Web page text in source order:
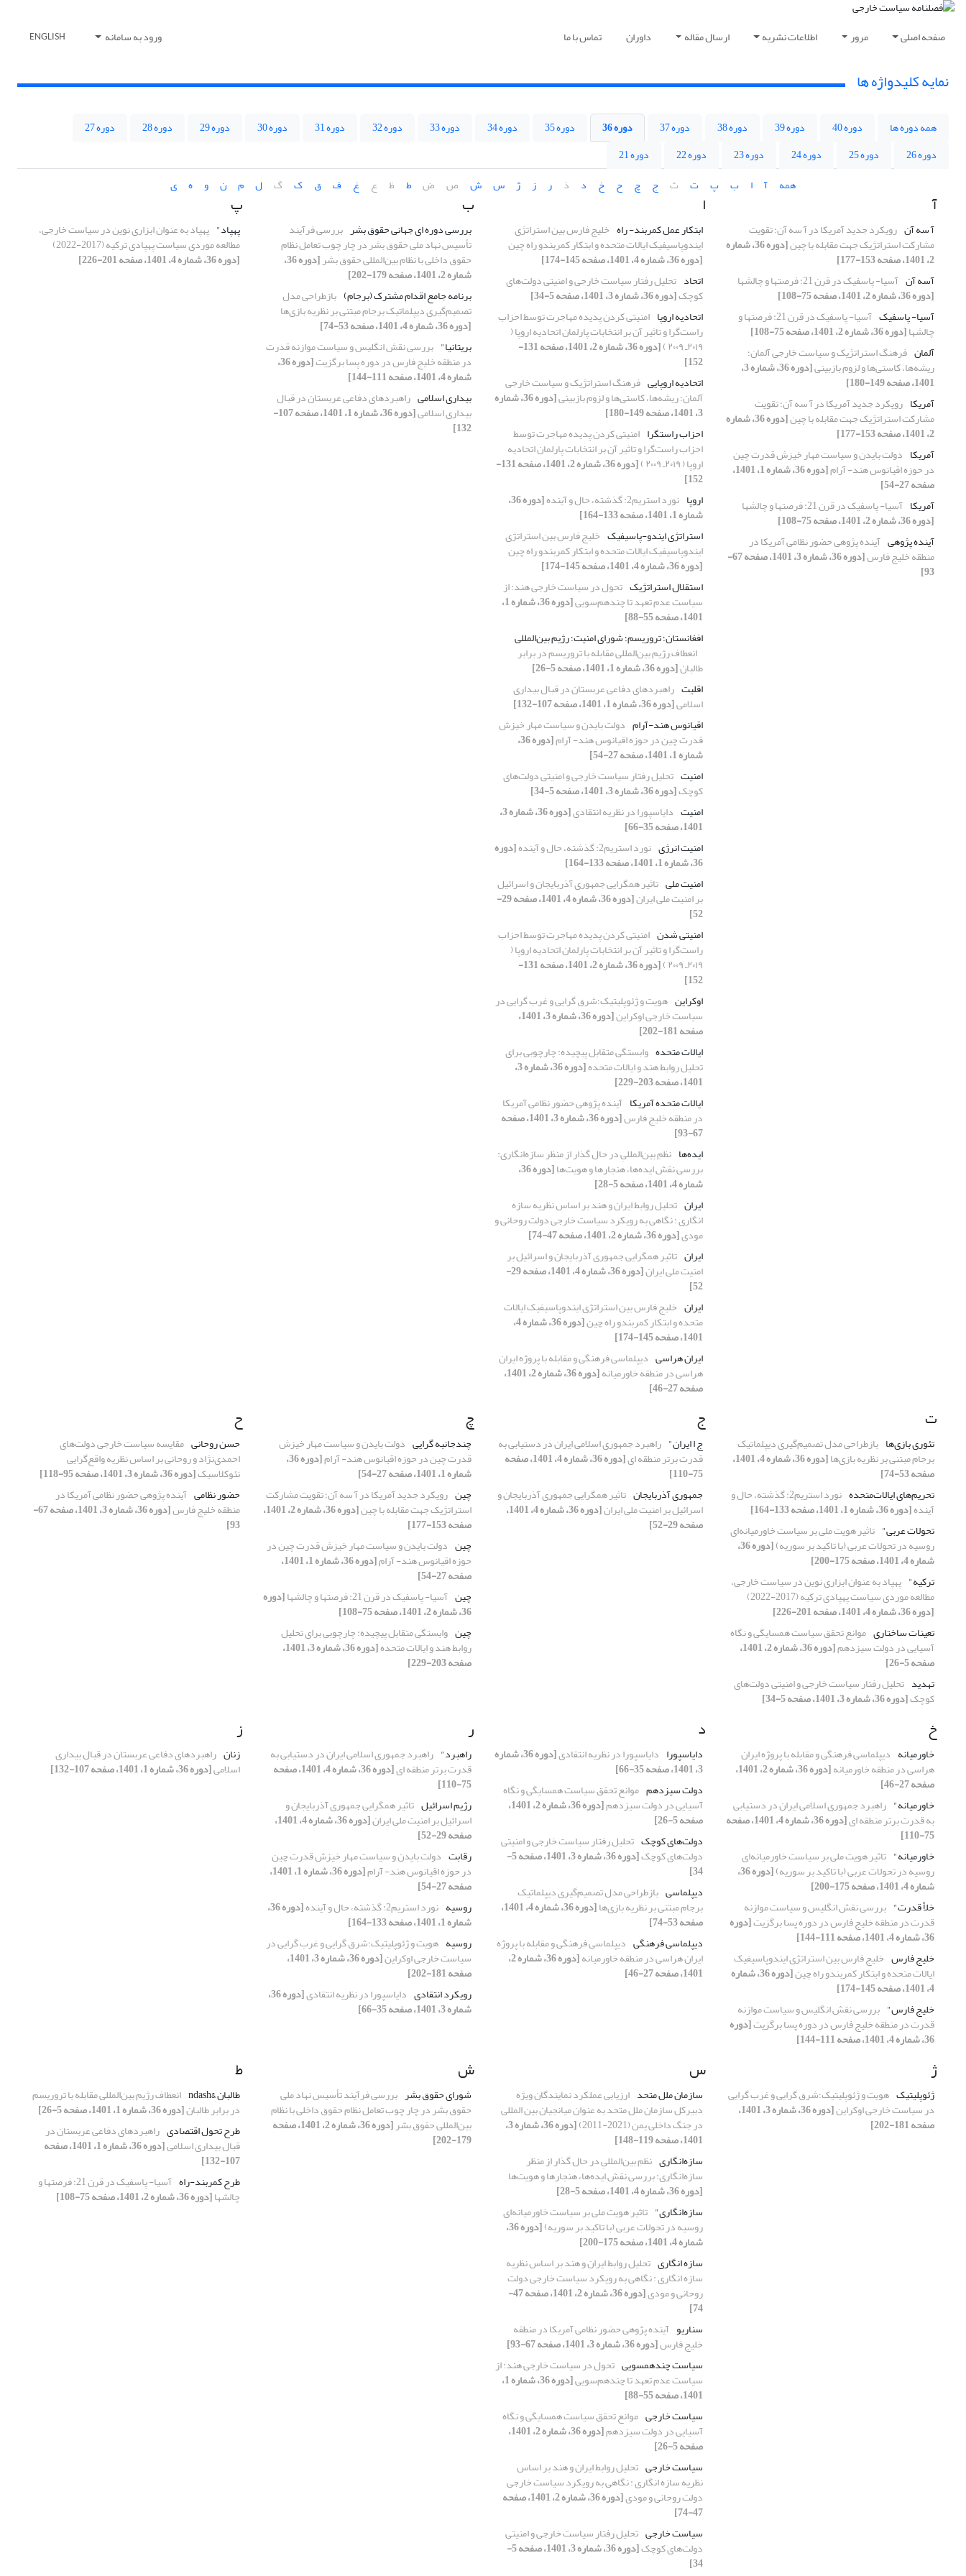
صفحه اصلی مرور اطلاعات نشریه ارسال مقاله داوران تماس با ما ورود به سامانه ENGLISH
نمایه کلیدواژه ها
همه دوره ها دوره 40 دوره 39 دوره 38 دوره 37 دوره 36 دوره 35 دوره 34 دوره 33 دوره 32 دوره 31 دوره 30 دوره 29 دوره 28
دوره 27
دوره 26
دوره 25 دوره 24 دوره 23 دوره 22
دوره 21
همه
آ ا ب پ ت ث ج چ ح خ د ذ ر ز ژ س ش ص ض ط ظ ع غ ف ق ک گ ل م ن و ه ی
آ
آ سه آن رویکرد جدید آمریکا در آ سه آن؛ تقویت
مشارکت استراتژیک جهت مقابله با چین [دوره 36، شماره
2، 1401، صفحه 153-177]
آسه آن آسیا- پاسفیک در قرن 21: فرصتها و چالشها
[دوره 36، شماره 2، 1401، صفحه 75-108]
آسیا- پاسفیک
آسیا- پاسفیک در قرن 21: فرصتها و
چالشها[دوره 36، شماره 2، 1401، صفحه 75-108]
آلمان فرهنگ استراتژیک و سیاست خارجی آلمان؛
ریشه‌ها، کاستی‌ها و لزوم بازبینی [دوره 36، شماره 3،
1401، صفحه 149-180]
آمریکا رویکرد جدید آمریکا در آ سه آن؛ تقویت
مشارکت استراتژیک جهت مقابله با چین [دوره 36، شماره
2، 1401، صفحه 153-177]
آمریکا دولت بایدن و سیاست مهار خیزش قدرت چین
در حوزه اقیانوس هند- آرام [دوره 36، شماره 1، 1401،
صفحه 27-54]
آمریکا آسیا- پاسفیک در قرن 21: فرصتها و چالشها
[دوره 36، شماره 2، 1401، صفحه 75-108]
آینده پژوهی آینده پژوهی حضور نظامی آمریکا در
منطقه خلیج فارس [دوره 36، شماره 3، 1401، صفحه 67-
93]
ا
ابتکار عمل کمربند- راه خلیج فارس بین استراتژی
ایندوپاسیفیک ایالات متحده و ابتکار کمربندو راه چین
[دوره 36، شماره 4، 1401، صفحه 145-174]
اتحاد تحلیل رفتار سیاست خارجی و امنیتی دولت‌های
کوچک[دوره 36، شماره 3، 1401، صفحه 5-34]
اتحادیه اروپا امنیتی کردن پدیده مهاجرت توسط احزاب
راست‌گرا و تاثیر آن بر انتخابات پارلمان اتحادیه اروپا (
۲۰۱۹ـ ۲۰۰۹ ) [دوره 36، شماره 2، 1401، صفحه 131-
152]
اتحادیه اروپایی فرهنگ استراتژیک و سیاست خارجی
آلمان؛ ریشه‌ها، کاستی‌ها و لزوم بازبینی [دوره 36، شماره
3، 1401، صفحه 149-180]
احزاب راستگرا امنیتی کردن پدیده مهاجرت توسط
احزاب راست‌گرا و تاثیر آن بر انتخابات پارلمان اتحادیه
اروپا ( ۲۰۱۹ـ ۲۰۰۹ ) [دوره 36، شماره 2، 1401، صفحه 131-
152]
اروپا نورد استریم2: گذشته، حال و آینده [دوره 36،
شماره 1، 1401، صفحه 133-164]
استراتژی ایندو-پاسیفیک خلیج فارس بین استراتژی
ایندوپاسیفیک ایالات متحده و ابتکار کمربندو راه چین
[دوره 36، شماره 4، 1401، صفحه 145-174]
استقلال استراتژیک تحول در سیاست خارجی هند: از
سیاست عدم تعهد تا چندهم‌سویی [دوره 36، شماره 1،
1401، صفحه 55-88]
افغانستان؛ تروریسم؛ شورای امنیت؛ رژیم بین‌المللی
انعطاف رژیم بین‌المللی مقابله با تروریسم در برابر
طالبان[دوره 36، شماره 1، 1401، صفحه 5-26]
اقلیت راهبردهای دفاعی عربستان در قبال بیداری
اسلامی[دوره 36، شماره 1، 1401، صفحه 107-132]
اقیانوس هند-آرام دولت بایدن و سیاست مهار خیزش
قدرت چین در حوزه اقیانوس هند- آرام [دوره 36،
شماره 1، 1401، صفحه 27-54]
امنیت تحلیل رفتار سیاست خارجی و امنیتی دولت‌های
کوچک[دوره 36، شماره 3، 1401، صفحه 5-34]
امنیت دایاسپورا در نظریه انتقادی [دوره 36، شماره 3،
1401، صفحه 35-66]
امنیت انرژی نورد استریم2: گذشته، حال و آینده [دوره
36، شماره 1، 1401، صفحه 133-164]
امنیت ملی تاثیر همگرایی جمهوری آذربایجان و اسرائیل
بر امنیت ملی ایران [دوره 36، شماره 4، 1401، صفحه 29-
52]
امنیتی شدن امنیتی کردن پدیده مهاجرت توسط احزاب
راست‌گرا و تاثیر آن بر انتخابات پارلمان اتحادیه اروپا (
۲۰۱۹ـ ۲۰۰۹ ) [دوره 36، شماره 2، 1401، صفحه 131-
152]
اوکراین هویت و ژئوپلیتیک؛شرق گرایی و غرب گرایی در
سیاست خارجی اوکراین [دوره 36، شماره 3، 1401،
صفحه 181-202]
ایالات متحده وابستگی متقابل پیچیده: چارچوبی برای
تحلیل روابط هند و ایالات متحده [دوره 36، شماره 3،
1401، صفحه 203-229]
ایالات متحده آمریکا آینده پژوهی حضور نظامی آمریکا
در منطقه خلیج فارس [دوره 36، شماره 3، 1401، صفحه
67-93]
ایده‌ها نظمِ بین‌المللیِ در حال گذار از منظر سازه‌انگاری:
بررسی نقش ایده‌ها، هنجارها و هویت‌ها [دوره 36،
شماره 4، 1401، صفحه 5-28]
ایران تحلیل روابط ایران و هند بر اساس نظریه سازه
انگاری : نگاهی به رویکرد سیاست خارجی دولت روحانی و
مودی[دوره 36، شماره 2، 1401، صفحه 47-74]
ایران تاثیر همگرایی جمهوری آذربایجان و اسرائیل بر
امنیت ملی ایران [دوره 36، شماره 4، 1401، صفحه 29-
52]
ایران خلیج فارس بین استراتژی ایندوپاسیفیک ایالات
متحده و ابتکار کمربندو راه چین [دوره 36، شماره 4،
1401، صفحه 145-174]
ایران هراسی دیپلماسی فرهنگی و مقابله با پروژه ایران
هراسی در منطقه خاورمیانه [دوره 36، شماره 2، 1401،
صفحه 27-46]
ب
بررسی دوره ای جهانی حقوق بشر بررسی فرآیند
تأسیس نهاد ملی حقوق بشر در چار چوب تعامل نظام
حقوق داخلی با نظام بین‌المللی حقوق بشر [دوره 36،
شماره 2، 1401، صفحه 179-202]
برنامه جامع اقدام مشترک (برجام) بازطراحی مدل
تصمیم‌گیری دیپلماتیک برجام مبتنی بر نظریه بازی‌ها
[دوره 36، شماره 4، 1401، صفحه 53-74]
بریتانیا" بررسی نقش انگلیس و سیاست موازنه قدرت
در منطقه خلیج فارس در دوره پسا برگزیت [دوره 36،
شماره 4، 1401، صفحه 111-144]
بیداری اسلامی راهبردهای دفاعی عربستان در قبال
بیداری اسلامی [دوره 36، شماره 1، 1401، صفحه 107-
132]
پ
پهپاد" پهپاد به عنوان ابزاری نوین در سیاست خارجی،
مطالعه موردی سیاست پهپادی ترکیه (2017-2022)
[دوره 36، شماره 4، 1401، صفحه 201-226]
ت
تئوری بازی‌ها بازطراحی مدل تصمیم‌گیری دیپلماتیک
برجام مبتنی بر نظریه بازی‌ها [دوره 36، شماره 4، 1401،
صفحه 53-74]
تحریم‌های ایالات‌متحده
نورد استریم2: گذشته، حال و
آینده[دوره 36، شماره 1، 1401، صفحه 133-164]
تحولات عربی" تاثیر هویت ملی بر سیاست خاورمیانه‌ای
روسیه در تحولات عربی (با تاکید بر سوریه) [دوره 36،
شماره 4، 1401، صفحه 175-200]
ترکیه" پهپاد به عنوان ابزاری نوین در سیاست خارجی،
مطالعه موردی سیاست پهپادی ترکیه (2017-2022)
[دوره 36، شماره 4، 1401، صفحه 201-226]
تعینات ساختاری موانع تحقق سیاست همسایگی و نگاه
آسیایی در دولت سیزدهم [دوره 36، شماره 2، 1401،
صفحه 5-26]
تهدید تحلیل رفتار سیاست خارجی و امنیتی دولت‌های
کوچک[دوره 36، شماره 3، 1401، صفحه 5-34]
ج
ج ا ایران" راهبرد جمهوری اسلامی ایران در دستیابی به
قدرت برتر منطقه ای [دوره 36، شماره 4، 1401، صفحه
75-110]
جمهوری آذربایجان تاثیر همگرایی جمهوری آذربایجان و
اسرائیل بر امنیت ملی ایران [دوره 36، شماره 4، 1401،
صفحه 29-52]
چ
چندجانبه گرایی دولت بایدن و سیاست مهار خیزش
قدرت چین در حوزه اقیانوس هند- آرام [دوره 36،
شماره 1، 1401، صفحه 27-54]
چین رویکرد جدید آمریکا در آ سه آن؛ تقویت مشارکت
استراتژیک جهت مقابله با چین [دوره 36، شماره 2، 1401،
صفحه 153-177]
چین دولت بایدن و سیاست مهار خیزش قدرت چین در
حوزه اقیانوس هند- آرام [دوره 36، شماره 1، 1401،
صفحه 27-54]
چین آسیا- پاسفیک در قرن 21: فرصتها و چالشها [دوره
36، شماره 2، 1401، صفحه 75-108]
چین وابستگی متقابل پیچیده: چارچوبی برای تحلیل
روابط هند و ایالات متحده [دوره 36، شماره 3، 1401،
صفحه 203-229]
ح
حسن روحانی مقایسه سیاست خارجی دولت‌های
احمدی‌نژاد و روحانی بر اساس نظریه واقع‌گرایی
نئوکلاسیک[دوره 36، شماره 3، 1401، صفحه 95-118]
حضور نظامی آینده پژوهی حضور نظامی آمریکا در
منطقه خلیج فارس [دوره 36، شماره 3، 1401، صفحه 67-
93]
خ
خاورمیانه دیپلماسی فرهنگی و مقابله با پروژه ایران
هراسی در منطقه خاورمیانه [دوره 36، شماره 2، 1401،
صفحه 27-46]
خاورمیانه" راهبرد جمهوری اسلامی ایران در دستیابی
به قدرت برتر منطقه ای [دوره 36، شماره 4، 1401، صفحه
75-110]
خاورمیانه" تاثیر هویت ملی بر سیاست خاورمیانه‌ای
روسیه در تحولات عربی (با تاکید بر سوریه) [دوره 36،
شماره 4، 1401، صفحه 175-200]
خلأ قدرت" بررسی نقش انگلیس و سیاست موازنه
قدرت در منطقه خلیج فارس در دوره پسا برگزیت[دوره
36، شماره 4، 1401، صفحه 111-144]
خلیج فارس خلیج فارس بین استراتژی ایندوپاسیفیک
ایالات متحده و ابتکار کمربندو راه چین [دوره 36، شماره
4، 1401، صفحه 145-174]
خلیج فارس" بررسی نقش انگلیس و سیاست موازنه
قدرت در منطقه خلیج فارس در دوره پسا برگزیت[دوره
36، شماره 4، 1401، صفحه 111-144]
د
دایاسپورا دایاسپورا در نظریه انتقادی [دوره 36، شماره
3، 1401، صفحه 35-66]
دولت سیزدهم موانع تحقق سیاست همسایگی و نگاه
آسیایی در دولت سیزدهم [دوره 36، شماره 2، 1401،
صفحه 5-26]
دولت‌های کوچک تحلیل رفتار سیاست خارجی و امنیتی
دولت‌های کوچک [دوره 36، شماره 3، 1401، صفحه 5-
34]
دیپلماسی بازطراحی مدل تصمیم‌گیری دیپلماتیک
برجام مبتنی بر نظریه بازی‌ها [دوره 36، شماره 4، 1401،
صفحه 53-74]
دیپلماسی فرهنگی دیپلماسی فرهنگی و مقابله با پروژه
ایران هراسی در منطقه خاورمیانه [دوره 36، شماره 2،
1401، صفحه 27-46]
ر
راهبرد" راهبرد جمهوری اسلامی ایران در دستیابی به
قدرت برتر منطقه ای [دوره 36، شماره 4، 1401، صفحه
75-110]
رژیم اسرائیل تاثیر همگرایی جمهوری آذربایجان و
اسرائیل بر امنیت ملی ایران [دوره 36، شماره 4، 1401،
صفحه 29-52]
رقابت دولت بایدن و سیاست مهار خیزش قدرت چین
در حوزه اقیانوس هند- آرام [دوره 36، شماره 1، 1401،
صفحه 27-54]
روسیه نورد استریم2: گذشته، حال و آینده [دوره 36،
شماره 1، 1401، صفحه 133-164]
روسیه هویت و ژئوپلیتیک؛شرق گرایی و غرب گرایی در
سیاست خارجی اوکراین [دوره 36، شماره 3، 1401،
صفحه 181-202]
رویکرد انتقادی دایاسپورا در نظریه انتقادی [دوره 36،
شماره 3، 1401، صفحه 35-66]
ز
زنان راهبردهای دفاعی عربستان در قبال بیداری
اسلامی[دوره 36، شماره 1، 1401، صفحه 107-132]
ژ
ژئوپلیتیک هویت و ژئوپلیتیک؛شرق گرایی و غرب گرایی
در سیاست خارجی اوکراین [دوره 36، شماره 3، 1401،
صفحه 181-202]
س
سازمان ملل متحد ارزیابی عملکرد نمایندگان ویژه
دبیرکل سازمان ملل متحد به عنوان میانجیان بین المللی
در جنگ داخلی یمن (2021-2011) [دوره 36، شماره 3،
1401، صفحه 119-148]
سازه‌انگاری نظمِ بین‌المللیِ در حال گذار از منظر
سازه‌انگاری: بررسی نقش ایده‌ها، هنجارها و هویت‌ها
[دوره 36، شماره 4، 1401، صفحه 5-28]
سازه‌انگاری" تاثیر هویت ملی بر سیاست خاورمیانه‌ای
روسیه در تحولات عربی (با تاکید بر سوریه) [دوره 36،
شماره 4، 1401، صفحه 175-200]
سازه انگاری تحلیل روابط ایران و هند بر اساس نظریه
سازه انگاری : نگاهی به رویکرد سیاست خارجی دولت
روحانی و مودی [دوره 36، شماره 2، 1401، صفحه 47-
74]
سناریو آینده پژوهی حضور نظامی آمریکا در منطقه
خلیج فارس[دوره 36، شماره 3، 1401، صفحه 67-93]
سیاست چندهمسویی تحول در سیاست خارجی هند: از
سیاست عدم تعهد تا چندهم‌سویی [دوره 36، شماره 1،
1401، صفحه 55-88]
سیاست خارجی موانع تحقق سیاست همسایگی و نگاه
آسیایی در دولت سیزدهم [دوره 36، شماره 2، 1401،
صفحه 5-26]
سیاست خارجی تحلیل روابط ایران و هند بر اساس
نظریه سازه انگاری : نگاهی به رویکرد سیاست خارجی
دولت روحانی و مودی [دوره 36، شماره 2، 1401، صفحه
47-74]
سیاست خارجی تحلیل رفتار سیاست خارجی و امنیتی
دولت‌های کوچک [دوره 36، شماره 3، 1401، صفحه 5-
34]
ش
شورای حقوق بشر بررسی فرآیند تأسیس نهاد ملی
حقوق بشر در چار چوب تعامل نظام حقوق داخلی با نظام
بین‌المللی حقوق بشر [دوره 36، شماره 2، 1401، صفحه
179-202]
ط
طالبان &ndash انعطاف رژیم بین‌المللی مقابله با تروریسم
در برابر طالبان[دوره 36، شماره 1، 1401، صفحه 5-26]
طرح تحول اقتصادی راهبردهای دفاعی عربستان در
قبال بیداری اسلامی [دوره 36، شماره 1، 1401، صفحه
107-132]
طرح کمربند-راه
آسیا- پاسفیک در قرن 21: فرصتها و
چالشها[دوره 36، شماره 2، 1401، صفحه 75-108]